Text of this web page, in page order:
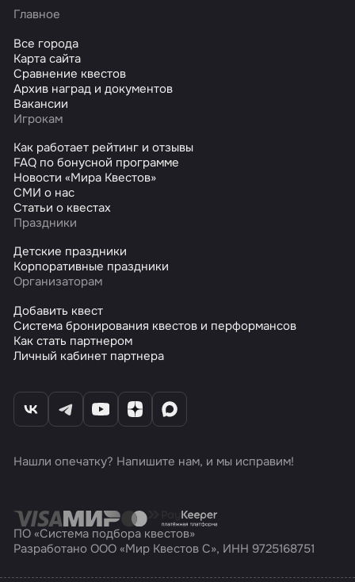
Главное
Все города
Карта сайта
Сравнение квестов
Архив наград и документов
Вакансии
Игрокам
Как работает рейтинг и отзывы
FAQ по бонусной программе
Новости «Мира Квестов»
СМИ о нас
Статьи о квестах
Праздники
Детские праздники
Корпоративные праздники
Организаторам
Добавить квест
Система бронирования квестов и перформансов
Как стать партнером
Личный кабинет партнера
Нашли опечатку? Напишите нам, и мы исправим!
ПО «Система подбора квестов»
Разработано ООО «Мир Квестов С», ИНН 9725168751